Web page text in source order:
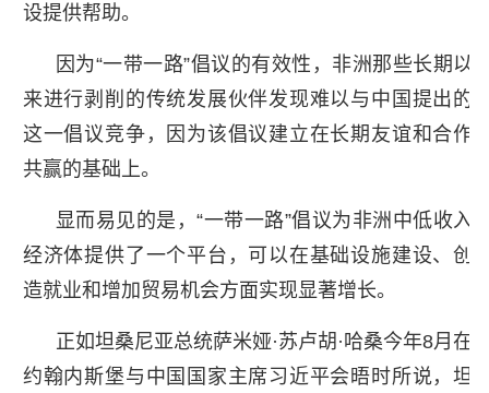
设提供帮助。
因为“一带一路”倡议的有效性，非洲那些长期以
来进行剥削的传统发展伙伴发现难以与中国提出的
这一倡议竞争，因为该倡议建立在长期友谊和合作
共赢的基础上。
显而易见的是，“一带一路”倡议为非洲中低收入
经济体提供了一个平台，可以在基础设施建设、创
造就业和增加贸易机会方面实现显著增长。
正如坦桑尼亚总统萨米娅·苏卢胡·哈桑今年8月在
约翰内斯堡与中国国家主席习近平会晤时所说，坦